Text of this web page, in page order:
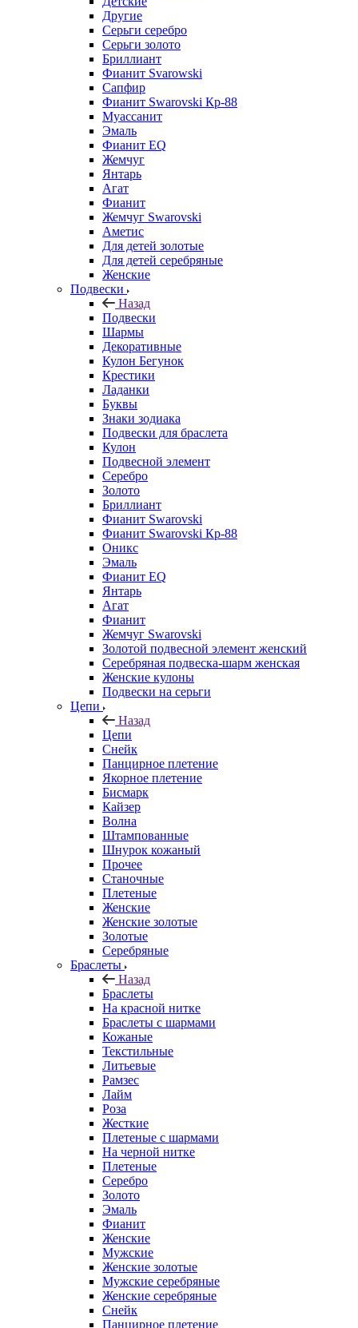
Другие
Серьги серебро
Серьги золото
Бриллиант
Фианит Svarowski
Сапфир
Фианит Swarovski Кр-88
Муассанит
Эмаль
Фианит EQ
Жемчуг
Янтарь
Агат
Фианит
Жемчуг Swarovski
Аметис
Для детей золотые
Для детей серебряные
Женские
Подвески
Назад
Подвески
Шармы
Декоративные
Кулон Бегунок
Крестики
Ладанки
Буквы
Знаки зодиака
Подвески для браслета
Кулон
Подвесной элемент
Серебро
Золото
Бриллиант
Фианит Swarovski
Фианит Swarovski Кр-88
Оникс
Эмаль
Фианит EQ
Янтарь
Агат
Фианит
Жемчуг Swarovski
Золотой подвесной элемент женcкий
Серебряная подвеска-шарм женская
Женские кулоны
Подвески на серьги
Цепи
Назад
Цепи
Снейк
Панцирное плетение
Якорное плетение
Бисмарк
Кайзер
Волна
Штампованные
Шнурок кожаный
Прочее
Станочные
Плетеные
Женские
Женские золотые
Золотые
Серебряные
Браслеты
Назад
Браслеты
На красной нитке
Браслеты с шармами
Кожаные
Текстильные
Литьевые
Рамзес
Лайм
Роза
Жесткие
Плетеные с шармами
На черной нитке
Плетеные
Серебро
Золото
Эмаль
Фианит
Женские
Мужские
Женские золотые
Мужские серебряные
Женские серебряные
Снейк
Панцирное плетение